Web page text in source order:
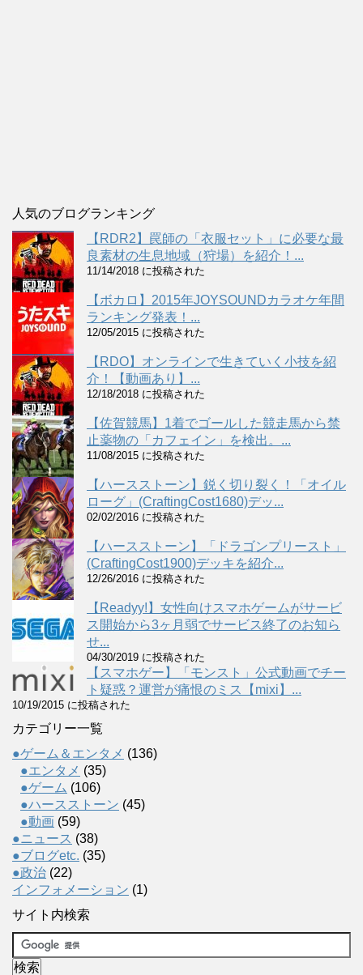
人気のブログランキング
【RDR2】罠師の「衣服セット」に必要な最
良素材の生息地域（狩場）を紹介！...
11/14/2018 に投稿された
【ボカロ】2015年JOYSOUNDカラオケ年間
ランキング発表！...
12/05/2015 に投稿された
【RDO】オンラインで生きていく小技を紹
介！【動画あり】...
12/18/2018 に投稿された
【佐賀競馬】1着でゴールした競走馬から禁
止薬物の「カフェイン」を検出。...
11/08/2015 に投稿された
【ハースストーン】鋭く切り裂く！「オイル
ローグ」(CraftingCost1680)デッ...
02/02/2016 に投稿された
【ハースストーン】「ドラゴンプリースト」
(CraftingCost1900)デッキを紹介...
12/26/2016 に投稿された
【Readyy!】女性向けスマホゲームがサービ
ス開始から3ヶ月弱でサービス終了のお知ら
せ...
04/30/2019 に投稿された
【スマホゲー】「モンスト」公式動画でチー
ト疑惑？運営が痛恨のミス【mixi】...
10/19/2015 に投稿された
カテゴリー一覧
●ゲーム＆エンタメ (136)
●エンタメ (35)
●ゲーム (106)
●ハースストーン (45)
●動画 (59)
●ニュース (38)
●ブログetc. (35)
●政治 (22)
インフォメーション (1)
サイト内検索